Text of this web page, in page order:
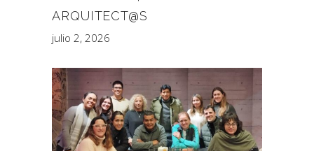
ARQUITECT@S
julio 2, 2026